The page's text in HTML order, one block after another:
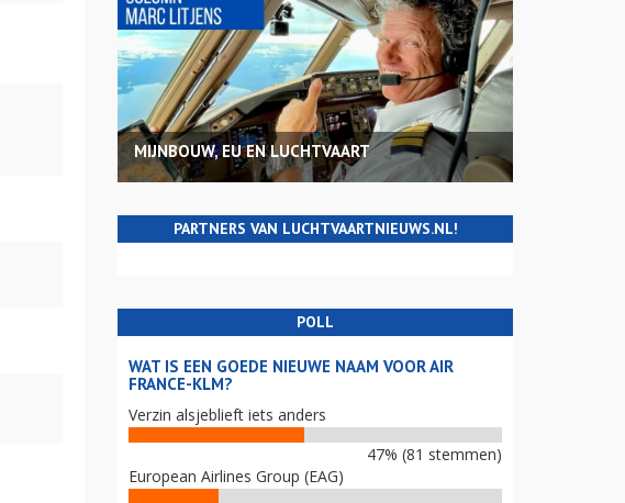
MIJNBOUW, EU EN LUCHTVAART
PARTNERS VAN LUCHTVAARTNIEUWS.NL!
POLL
WAT IS EEN GOEDE NIEUWE NAAM VOOR AIR
FRANCE-KLM?
Verzin alsjeblieft iets anders
47% (81 stemmen)
European Airlines Group (EAG)